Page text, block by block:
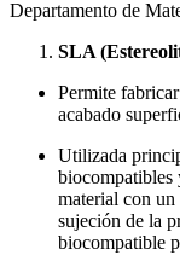
Departamento de
SLA
Permite
acabado
Utilizada
biocompatibles
material con
sujeción de la
biocompatible